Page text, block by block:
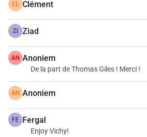
CL Clément
ZI Ziad
AN Anoniem
De la part de Thomas Giles ! Merci !
AN Anoniem
FE Fergal
Enjoy Vichy!